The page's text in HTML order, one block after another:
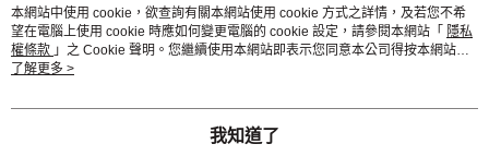
熱門標籤
本網站中使用 cookie，欲查詢有關本網站使用 cookie 方式之詳情，及若您不希
望在電腦上使用 cookie 時應如何變更電腦的 cookie 設定，請參閱本網站「 隱私
權條款 」之 Cookie 聲明。您繼續使用本網站即表示您同意本公司得按本網站使
用條款之 Cookie 聲明使用 cookie。
了解更多 >
我知道了